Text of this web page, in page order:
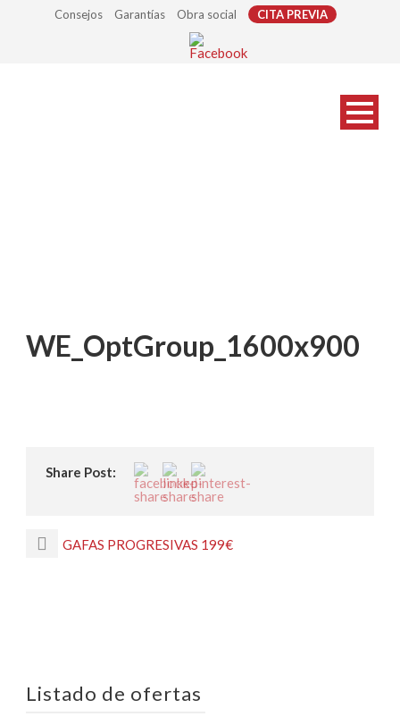
Consejos Garantías Obra social CITA PREVIA
WE_OptGroup_1600x900
Share Post:
GAFAS PROGRESIVAS 199€
Listado de ofertas